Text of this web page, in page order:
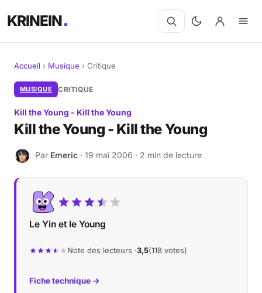
KRINEIN
Cinéma
Séries
Livres
Jeux vidéo
Musique
Accueil › Musique › Critique
MUSIQUE CRITIQUE
Kill the Young - Kill the Young
Kill the Young - Kill the Young
E Par Emeric · 19 mai 2006 · 2 min de lecture
Le Yin et le Young
Note des lecteurs ·3,5(118 votes)
Fiche technique →